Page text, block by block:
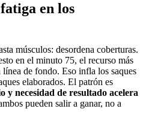
en los
músculos: desordena coberturas.
en el minuto 75, el recurso más
línea de fondo. Eso infla los saques
elaborados. El patrón es
y necesidad de resultado acelera
pueden salir a ganar, no a